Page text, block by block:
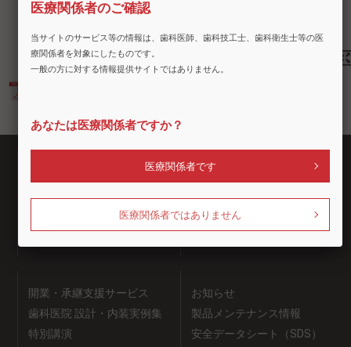
グループ企業
商品情報
お客様サポート
遠隔リモートサポート
開業・承継支援サービス
歯科医院 設計・内装実例集
特別講演
お知らせ
製品メンテナンス情報
安全データシート（SDS）
医療関係者のご確認
当サイトのサービス等の情報は、歯科医師、歯科技工士、歯科衛生士等の医
療関係者を対象にしたものです。
一般の方に対する情報提供サイトではありません。
あなたは医療関係者ですか？
医療関係者です
医療関係者ではありません